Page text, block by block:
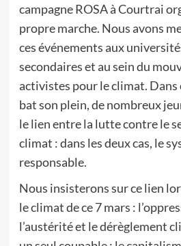
campagne ROSA à Courtrai
propre marche. Nous avons
ces événements aux
secondaires et au sein du
activistes pour le climat. Dans
bat son plein, de nombreux
le lien entre la lutte contre le
climat : dans les deux cas, le
responsable.
Nous insisterons sur ce lien
le climat de ce 7 mars :
l’austérité et le dérèglement